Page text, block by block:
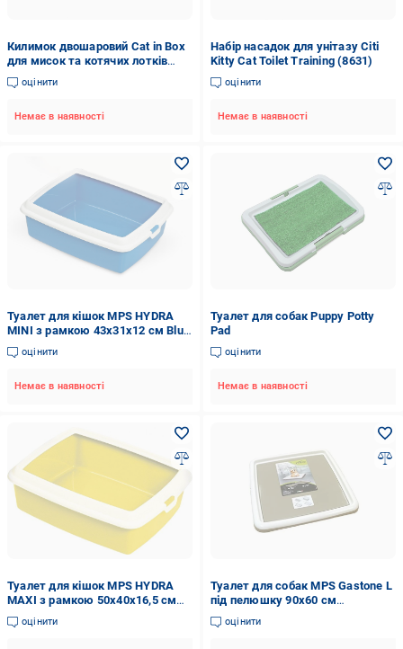
Килимок двошаровий Cat in Box
для мисок та котячих лотків
EVA 33x30 см Сірий
оцінити
Немає в наявності
Набір насадок для унітазу Citi
Kitty Cat Toilet Training (8631)
оцінити
Немає в наявності
Туалет для кішок MPS HYDRA
MINI з рамкою 43х31х12 см Blue
(1130202719)
оцінити
Немає в наявності
Туалет для собак Puppy Potty
Pad
оцінити
Немає в наявності
Туалет для кішок MPS HYDRA
MAXI з рамкою 50х40х16,5 см
Yellow (1130202718)
оцінити
Туалет для собак MPS Gastone L
під пелюшку 90х60 см
(1130202748)
оцінити